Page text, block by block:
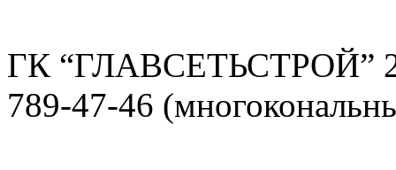
ГК “ГЛАВСЕТЬСТРОЙ”
789-47-46